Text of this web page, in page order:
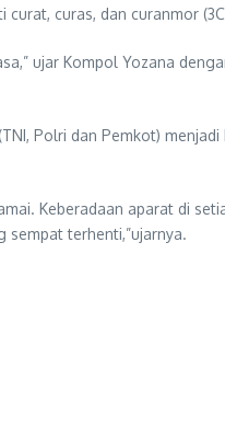
curas, dan curanmor
ujar Kompol Yozana
Polri dan Pemkot)
Keberadaan aparat di
terhenti,”ujarnya.